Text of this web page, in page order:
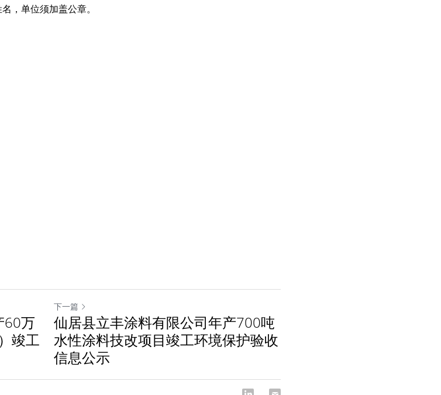
，单位须加盖公章。
60万
竣工
下一篇
仙居县立丰涂料有限公司年产700吨
水性涂料技改项目竣工环境保护验收
信息公示